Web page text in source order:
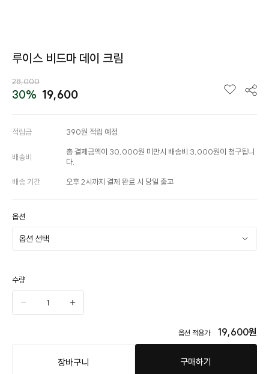
루이스 비드마 데이 크림
28,000
30% 19,600
적립금 390원 적립 예정
배송비
총 결제금액이 30,000원 미만시 배송비 3,000원이 청구됩니
다.
배송 기간 오후 2시까지 결제 완료 시 당일 출고
옵션
수량
옵션 적용가 19,600원
장바구니 구매하기